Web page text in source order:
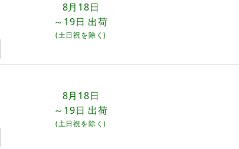
8月18日
～19日 出荷
(土日祝を除く)
8月18日
～19日 出荷
(土日祝を除く)